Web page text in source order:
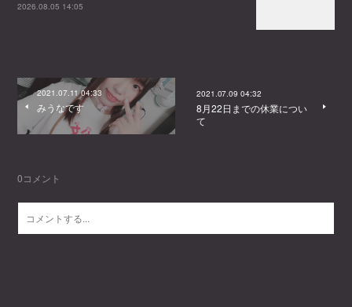
2026.08.05 14:05
2021.07.11 04:33
みうなです
2021.07.09 04:32
8月22日までの休業につい
て
0コメント